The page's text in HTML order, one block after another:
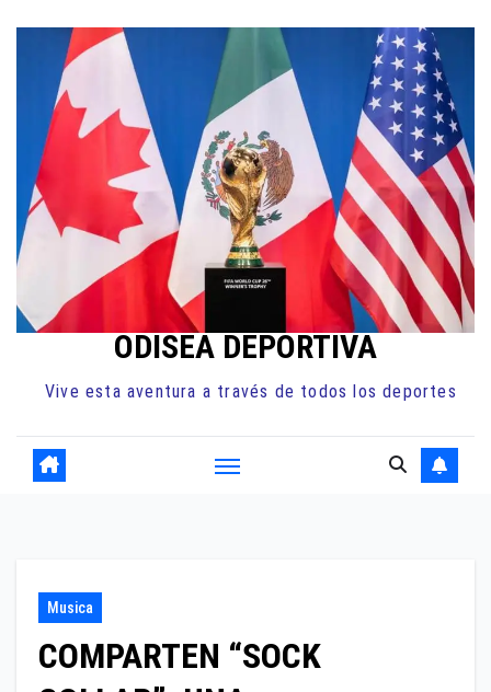
contenido
ODISEA DEPORTIVA
Vive esta aventura a través de todos los deportes
Musica
COMPARTEN “SOCK